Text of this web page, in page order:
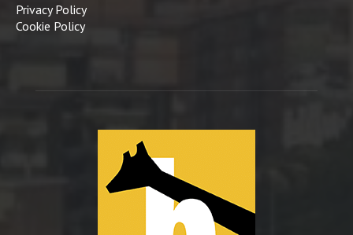
Privacy Policy
Cookie Policy